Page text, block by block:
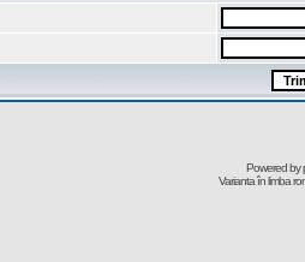
Powered by
Varianta în limba